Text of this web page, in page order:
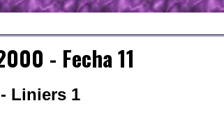
- Fecha 11
Liniers 1